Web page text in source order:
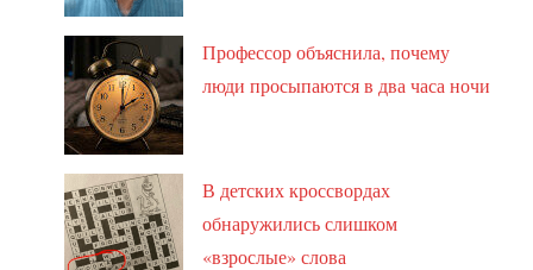
Профессор объяснила, почему
люди просыпаются в два часа ночи
В детских кроссвордах
обнаружились слишком
«взрослые» слова